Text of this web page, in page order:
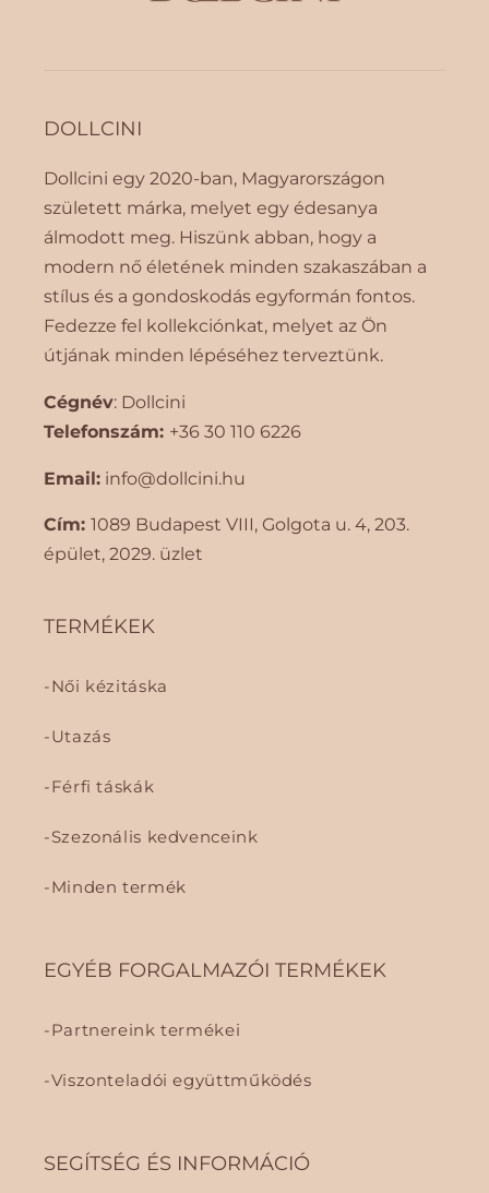
DOLLCINI
Dollcini egy 2020-ban, Magyarországon
született márka, melyet egy édesanya
álmodott meg. Hiszünk abban, hogy a
modern nő életének minden szakaszában a
stílus és a gondoskodás egyformán fontos.
Fedezze fel kollekciónkat, melyet az Ön
útjának minden lépéséhez terveztünk.
Cégnév: Dollcini
Telefonszám: +36 30 110 6226
Email: info@dollcini.hu
Cím: 1089 Budapest VIII, Golgota ​​u. 4, 203.
épület, 2029. üzlet
TERMÉKEK
Női kézitáska
Utazás
Férfi táskák
Szezonális kedvenceink
Minden termék
EGYÉB FORGALMAZÓI TERMÉKEK
Partnereink termékei
Viszonteladói együttműködés
SEGÍTSÉG ÉS INFORMÁCIÓ